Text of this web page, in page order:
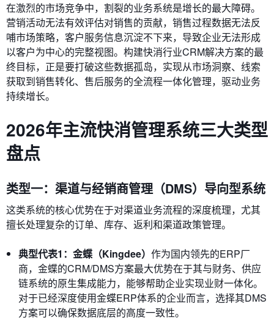
在激烈的市场竞争中，割裂的业务系统是增长的最大障碍。
营销活动无法有效评估对销售的贡献，销售过程数据无法反
哺市场策略，客户服务信息沉淀不下来，导致企业无法形成
以客户为中心的完整视图。构建快消行业CRM解决方案的最
终目标，正是要打破这些数据孤岛，实现从市场洞察、线索
获取到销售转化、售后服务的全流程一体化管理，驱动业务
持续增长。
2026年主流快消管理系统三大类型
盘点
类型一：渠道与经销商管理（DMS）导向型系统
这类系统的核心优势在于对渠道业务流程的深度梳理，尤其
擅长处理复杂的订单、库存、返利和渠道政策管理。
典型代表1：金蝶（Kingdee） 作为国内领先的ERP厂
商，金蝶的CRM/DMS方案最大优势在于其与财务、供应
链系统的原生集成能力，能够帮助企业实现业财一体化。
对于已经深度使用金蝶ERP体系的企业而言，选择其DMS
方案可以确保数据底层的高度一致性。